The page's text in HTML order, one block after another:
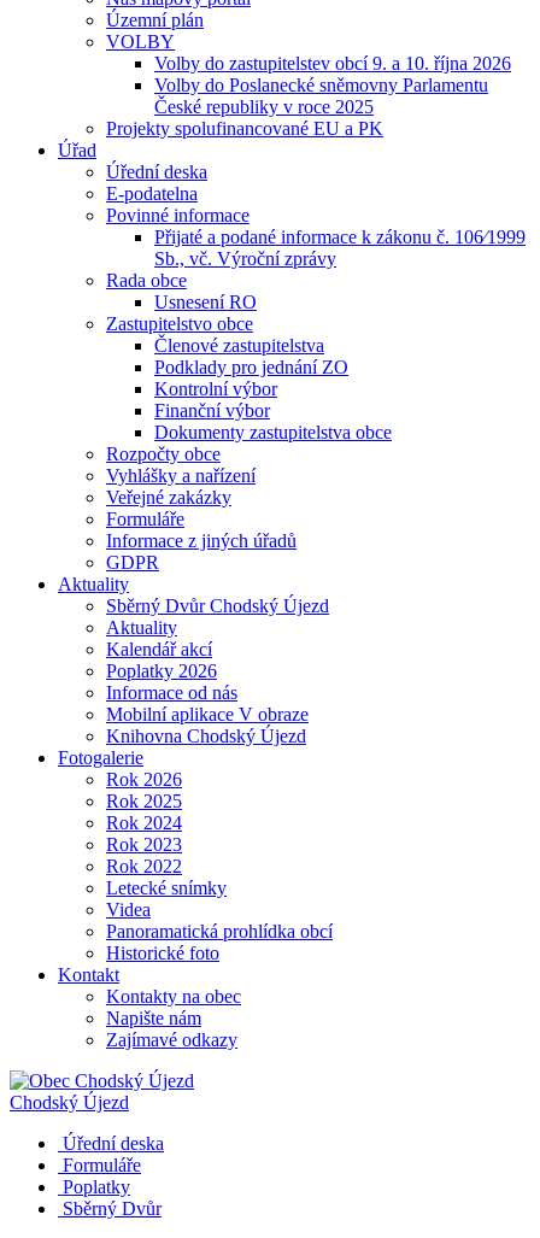
Územní plán
VOLBY
Volby do zastupitelstev obcí 9. a 10. října 2026
Volby do Poslanecké sněmovny Parlamentu
České republiky v roce 2025
Projekty spolufinancované EU a PK
Úřad
Úřední deska
E-podatelna
Povinné informace
Přijaté a podané informace k zákonu č. 106⁄1999
Sb., vč. Výroční zprávy
Rada obce
Usnesení RO
Zastupitelstvo obce
Členové zastupitelstva
Podklady pro jednání ZO
Kontrolní výbor
Finanční výbor
Dokumenty zastupitelstva obce
Rozpočty obce
Vyhlášky a nařízení
Veřejné zakázky
Formuláře
Informace z jiných úřadů
GDPR
Aktuality
Sběrný Dvůr Chodský Újezd
Aktuality
Kalendář akcí
Poplatky 2026
Informace od nás
Mobilní aplikace V obraze
Knihovna Chodský Újezd
Fotogalerie
Rok 2026
Rok 2025
Rok 2024
Rok 2023
Rok 2022
Letecké snímky
Videa
Panoramatická prohlídka obcí
Historické foto
Kontakt
Kontakty na obec
Napište nám
Zajímavé odkazy
Chodský Újezd
Úřední deska
Formuláře
Poplatky
Sběrný Dvůr